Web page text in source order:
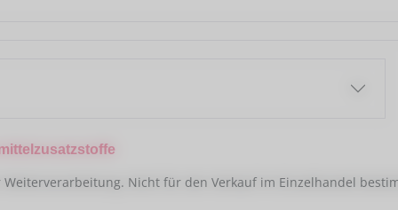
Nicht für den Verkauf im Einzelhandel